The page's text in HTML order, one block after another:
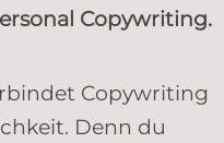
Copywriting.
Copywriting
Denn du